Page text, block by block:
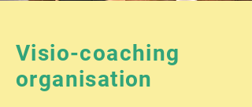
Visio-coaching
organisation